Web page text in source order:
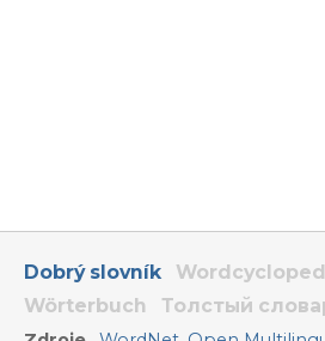
Dobrý slovník
Wörterbuch
Толстый